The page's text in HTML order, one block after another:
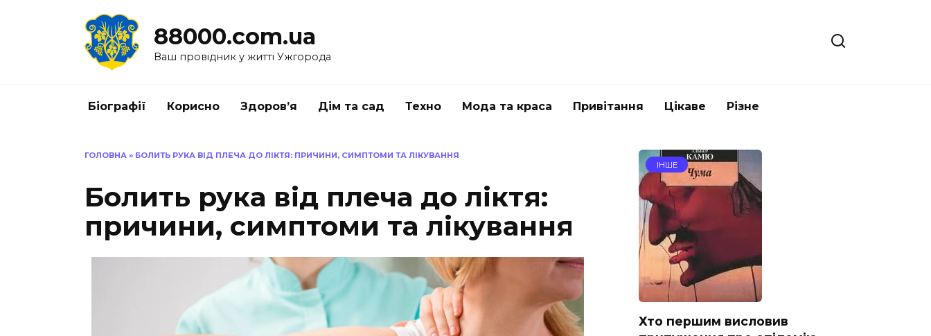
88000.com.ua
Ваш провідник у житті Ужгорода
Біографії Корисно Здоров’я Дім та сад Техно Мода та краса Привітання Цікаве Різне
ГОЛОВНА » БОЛИТЬ РУКА ВІД ПЛЕЧА ДО ЛІКТЯ: ПРИЧИНИ, СИМПТОМИ ТА ЛІКУВАННЯ
Болить рука від плеча до ліктя:
причини, симптоми та лікування
ІНШЕ
Хто першим висловив